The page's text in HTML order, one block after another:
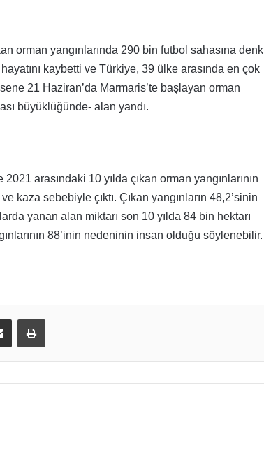
orman yangınlarında 290 bin futbol sahasına denk
kaybetti ve Türkiye, 39 ülke arasında en çok
21 Haziran’da Marmaris’te başlayan orman
büyüklüğünde- alan yandı.
arasındaki 10 yılda çıkan orman yangınlarının
kaza sebebiyle çıktı. Çıkan yangınların 48,2’sinin
yanan alan miktarı son 10 yılda 84 bin hektarı
88’inin nedeninin insan olduğu söylenebilir.
E-Posta ile paylaş Yazdır